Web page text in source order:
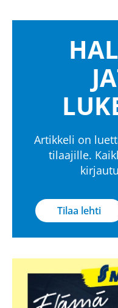
Artikkeli on
tilaajille.
Tilaa lehti